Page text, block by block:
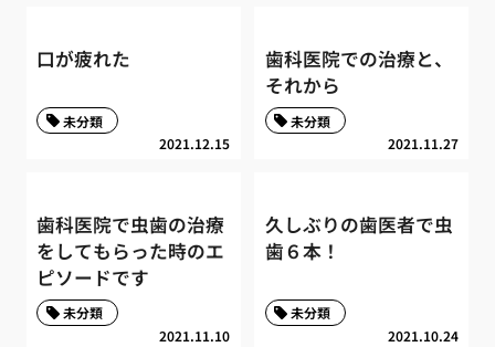
口が疲れた
2021.12.15
未分類
歯科医院での治療と、
それから
2021.11.27
未分類
歯科医院で虫歯の治療
をしてもらった時のエ
ピソードです
2021.11.10
未分類
久しぶりの歯医者で虫
歯６本！
2021.10.24
未分類